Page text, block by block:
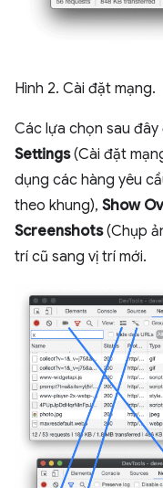
Hình 2. Cài đặt mạng.
Các lựa chọn sau
Settings(Cài đặt
dụng các hàng yêu
theo khung), Show
Screenshots(Chụp
trí cũ sang vị trí mới.